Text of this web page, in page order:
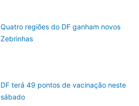
Quatro regiões do DF ganham novos
Zebrinhas
DF terá 49 pontos de vacinação neste
sábado